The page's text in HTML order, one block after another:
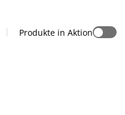
| Produkte in Aktion